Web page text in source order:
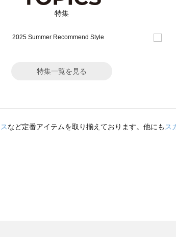
特集
特集一覧を見る
など定番アイテムを取り揃えております。他にも ス
覧